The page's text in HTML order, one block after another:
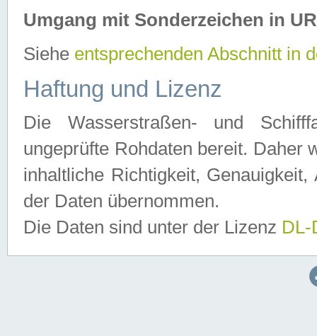
Umgang mit Sonderzeichen in
Siehe entsprechenden Abschnitt in
Haftung und Lizenz
Die Wasserstraßen- und
ungeprüfte Rohdaten bereit. Daher
inhaltliche Richtigkeit,
der Daten übernommen.
Die Daten sind unter der Lizenz